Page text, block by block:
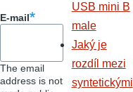
E-mail
The email
address is not
USB mini B
male
Jaký je
rozdíl mezi
syntetickými